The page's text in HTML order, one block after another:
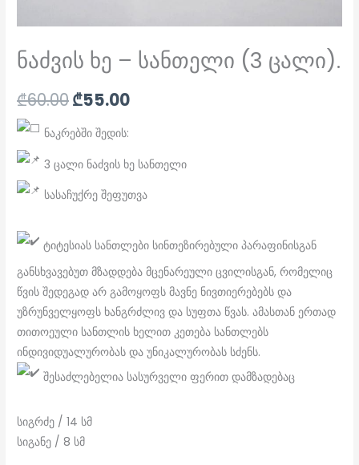
ნაძვის ხე – სანთელი (3 ცალი).
₾60.00₾55.00
ნაკრებში შედის:
3 ცალი ნაძვის ხე სანთელი
სასაჩუქრე შეფუთვა
ტიტესიას სანთლები სინთეზირებული პარაფინისგან
განსხვავებუთ მზადდება მცენარეული ცვილისგან, რომელიც
წვის შედეგად არ გამოყოფს მავნე ნივთიერებებს და
უზრუნველყოფს ხანგრძლივ და სუფთა წვას. ამასთან ერთად
თითოეული სანთლის ხელით კეთება სანთლებს
ინდივიდუალურობას და უნიკალურობას სძენს.
შესაძლებელია სასურველი ფერით დამზადებაც
სიგრძე / 14 სმ
სიგანე / 8 სმ